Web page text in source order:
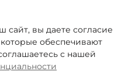
сайт, вы даете согласие
обеспечивают
с нашей